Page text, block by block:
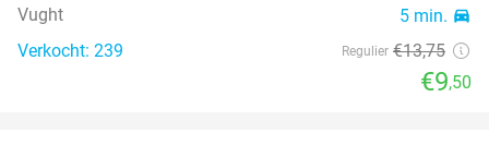
Vught 5 min. directions_car
Verkocht: 239 Regulier €13,75
€9,50